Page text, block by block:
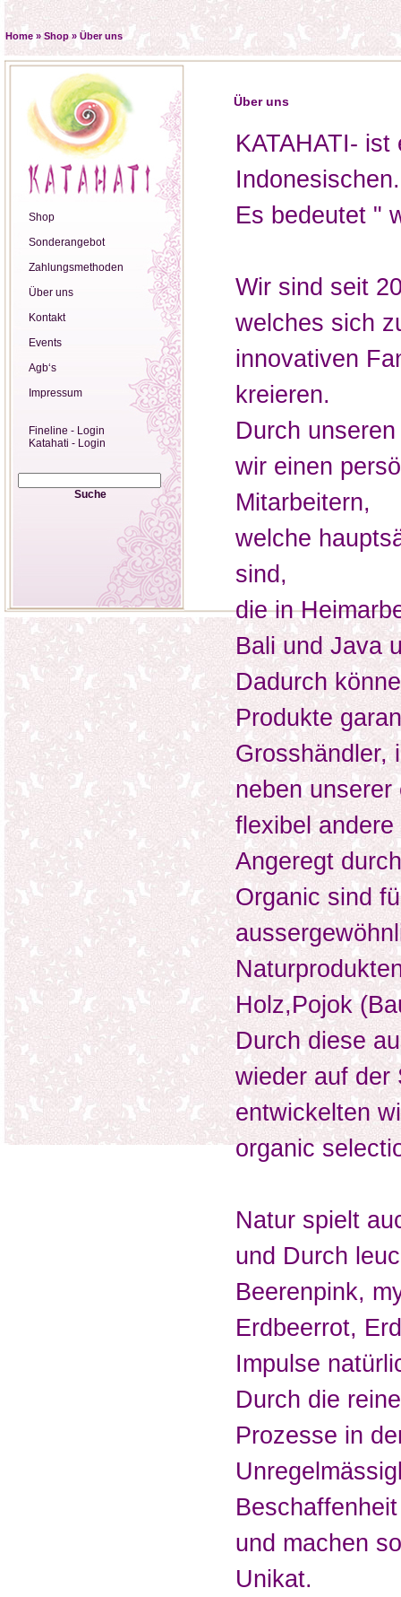
Home » Shop »Über uns
Shop
Sonderangebot
Zahlungsmethoden
Über uns
Kontakt
Events
Agb‘s
Impressum
Fineline - Login
Katahati - Login
Suche
Über uns
KATAHATI-
Indonesischen.
Es bedeutet "
Wir sind seit
welches sich
innovativen
kreieren.
Durch
wir einen
Mitarbeitern,
welche
sind,
die in
Bali und Java
Dadurch
Produkte
Grosshändler,
neben unserer
flexibel
Angeregt
Organic sind
Holz,Pojok
Durch diese
wieder auf der
entwickelten
organic
Natur spielt
und Durch
Beerenpink,
Erdbeerrot,
Impulse
Durch die
Prozesse in
und machen
Unikat.